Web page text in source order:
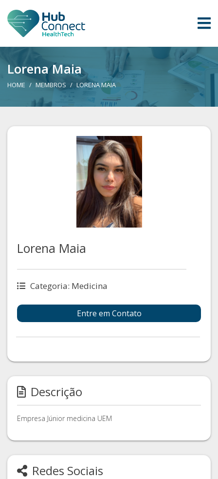
Lorena Maia
HOME MEMBROS LORENA MAIA
Lorena Maia
Categoria: Medicina
Entre em Contato
Descrição
Empresa Júnior medicina UEM
Redes Sociais